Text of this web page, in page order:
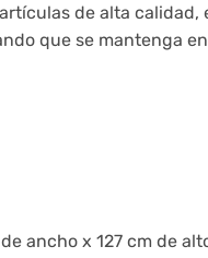
de alta
que se mantenga
ancho x 127 cm de